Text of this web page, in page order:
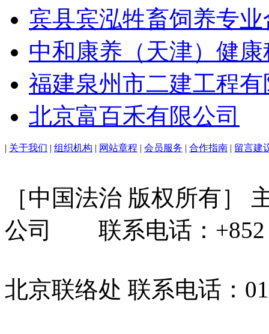
宾县宾泓牲畜饲养专
中和康养（天津）健
福建泉州市二建工程
北京富百禾有限公司
| 关于我们 | 组织机构 | 网站章程 | 会员服务 | 合作指南 | 留言建
［中国法治 版权所有］
公司 联系电话：+852
北京联络处 联系电话：